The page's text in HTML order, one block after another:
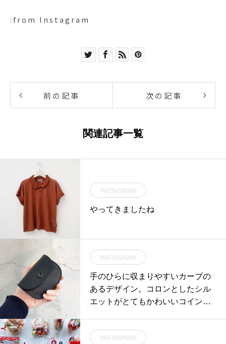
:from Instagram
前の記事 次の記事
関連記事一覧
INSTAGRAM
やってきましたね
INSTAGRAM
手のひらに収まりやすいカーブの
あるデザイン。コロンとしたシル
エットがとてもかわいいコインケ
2㎝#margarethowell #PORTER#w
INSTAGRAM